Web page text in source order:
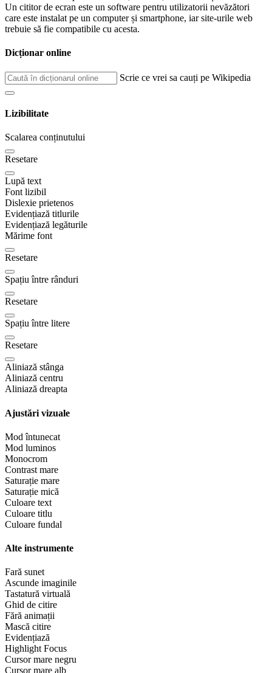
Un cititor de ecran este un software pentru utilizatorii nevăzători
care este instalat pe un computer și smartphone, iar site-urile web
trebuie să fie compatibile cu acesta.
Dicționar online
Scrie ce vrei sa cauți pe Wikipedia
Lizibilitate
Scalarea conținutului
Resetare
Lupă text
Font lizibil
Dislexie prietenos
Evidențiază titlurile
Evidențiază legăturile
Mărime font
Resetare
Spațiu între rânduri
Resetare
Spațiu între litere
Resetare
Aliniază stânga
Aliniază centru
Aliniază dreapta
Ajustări vizuale
Mod întunecat
Mod luminos
Monocrom
Contrast mare
Saturație mare
Saturație mică
Culoare text
Culoare titlu
Culoare fundal
Alte instrumente
Fară sunet
Ascunde imaginile
Tastatură virtuală
Ghid de citire
Fără animații
Mască citire
Evidențiază
Highlight Focus
Cursor mare negru
Cursor mare alb